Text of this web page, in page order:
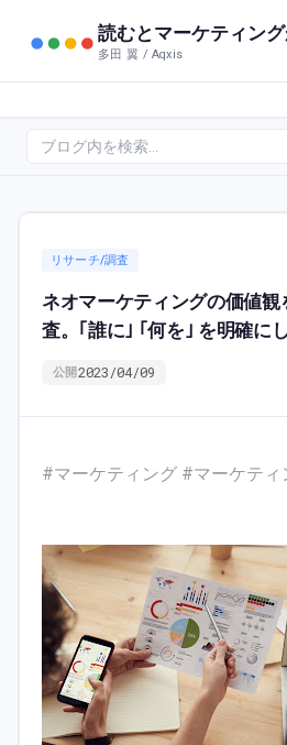
読むとマーケティン
多田 翼 / Aqxis
リサーチ/調査
ネオマーケティングの価値観
査。｢誰に｣ ｢何を｣ を明確に
公開2023/04/09
#マーケティング #マーケテ